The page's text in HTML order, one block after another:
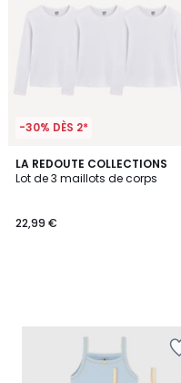
-30% DÈS 2*
LA REDOUTE COLLECTIONS
Lot de 3 maillots de corps
22,99 €